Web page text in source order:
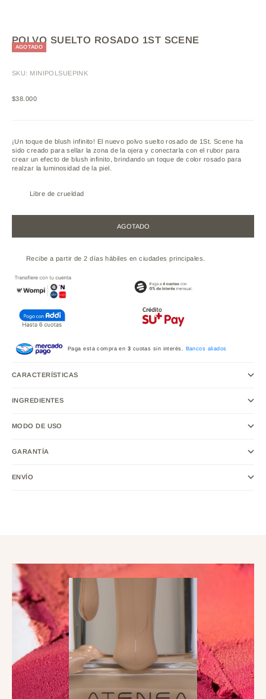
POLVO SUELTO ROSADO 1ST SCENE
AGOTADO
SKU: MINIPOLSUEPINK
Precio de oferta
$38.000
¡Un toque de blush infinito! El nuevo polvo suelto rosado de 1St. Scene ha
sido creado para sellar la zona de la ojera y conectarla con el rubor para
crear un efecto de blush infinito, brindando un toque de color rosado para
realzar la luminosidad de la piel.
Libre de crueldad
AGOTADO
Recibe a partir de 2 días hábiles en ciudades principales.
Paga esta compra en 3 cuotas sin interés. Bancos aliados
CARACTERÍSTICAS
INGREDIENTES
MODO DE USO
GARANTÍA
ENVÍO